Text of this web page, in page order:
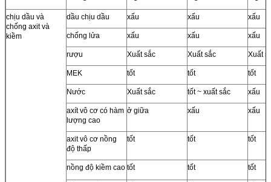
chịu dầu và
chống axit và
kiềm
dầu chịu dầu xấu xấu xấu
chống lửa xấu xấu xấu
rượu Xuất sắc Xuất sắc Xuất
MEK tốt tốt tốt
Nước Xuất sắc tốt ~ xuất sắc xấu
axít vô cơ có hàm
lượng cao
ở giữa xấu xấu
axit vô cơ nồng
độ thấp
tốt tốt tốt
nồng độ kiềm cao tốt tốt tốt